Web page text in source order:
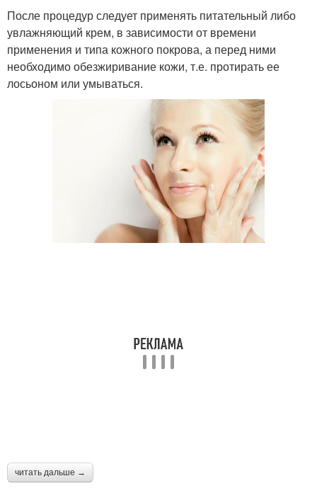
Луковая маска Маски для волос
Маски от перхоти
Льняные маски
Условия против
Маски от прыщей
После процедур следует применять питательный либо
увлажняющий крем, в зависимости от времени
применения и типа кожного покрова, а перед ними
необходимо обезжиривание кожи, т.е. протирать ее
лосьоном или умываться.
читать дальше →